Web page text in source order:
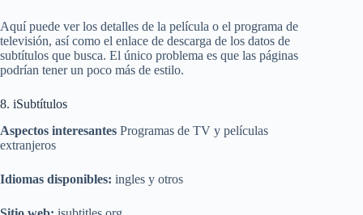
Aquí puede ver los detalles de la película o el programa de
televisión, así como el enlace de descarga de los datos de
subtítulos que busca. El único problema es que las páginas
podrían tener un poco más de estilo.
8. iSubtítulos
Aspectos interesantes Programas de TV y películas
extranjeros
Idiomas disponibles: ingles y otros